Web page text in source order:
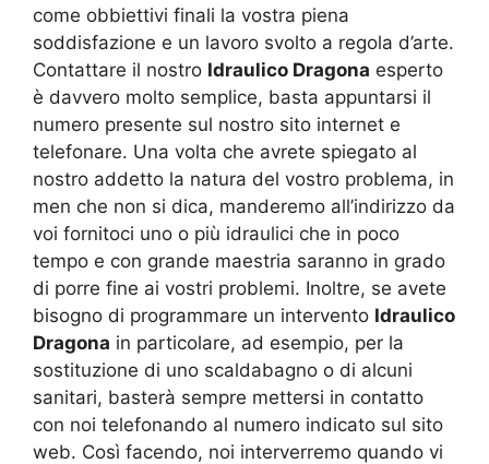
come obbiettivi finali la vostra piena
soddisfazione e un lavoro svolto a regola d’arte.
Contattare il nostro Idraulico Dragona esperto
è davvero molto semplice, basta appuntarsi il
numero presente sul nostro sito internet e
telefonare. Una volta che avrete spiegato al
nostro addetto la natura del vostro problema, in
men che non si dica, manderemo all’indirizzo da
voi fornitoci uno o più idraulici che in poco
tempo e con grande maestria saranno in grado
di porre fine ai vostri problemi. Inoltre, se avete
bisogno di programmare un intervento Idraulico
Dragona in particolare, ad esempio, per la
sostituzione di uno scaldabagno o di alcuni
sanitari, basterà sempre mettersi in contatto
con noi telefonando al numero indicato sul sito
web. Così facendo, noi interverremo quando vi